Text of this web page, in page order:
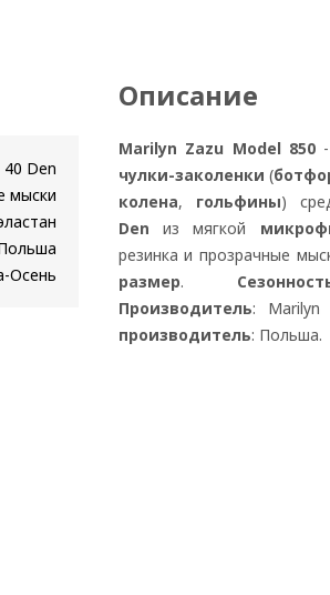
40 Den
мыски
Осень
Описание
Marilyn Zazu Model 850
чулки-заколенки (
колена, гольфины)
Den из мягкой
резинка и прозрачные
размер.
Производитель: Marilyn
производитель: Польша.